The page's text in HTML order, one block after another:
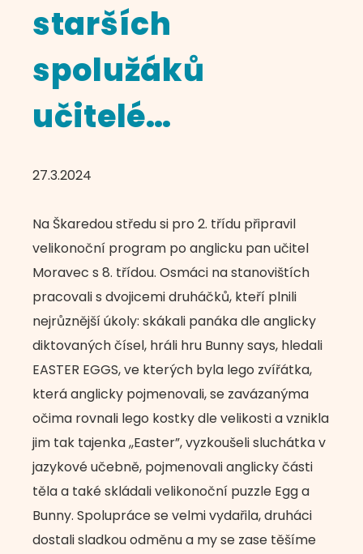
starších
spolužáků
učitelé…
27.3.2024
Na Škaredou středu si pro 2. třídu připravil
velikonoční program po anglicku pan učitel
Moravec s 8. třídou. Osmáci na stanovištích
pracovali s dvojicemi druháčků, kteří plnili
nejrůznější úkoly: skákali panáka dle anglicky
diktovaných čísel, hráli hru Bunny says, hledali
EASTER EGGS, ve kterých byla lego zvířátka,
která anglicky pojmenovali, se zavázanýma
očima rovnali lego kostky dle velikosti a vznikla
jim tak tajenka ,,Easter”, vyzkoušeli sluchátka v
jazykové učebně, pojmenovali anglicky části
těla a také skládali velikonoční puzzle Egg a
Bunny. Spolupráce se velmi vydařila, druháci
dostali sladkou odměnu a my se zase těšíme